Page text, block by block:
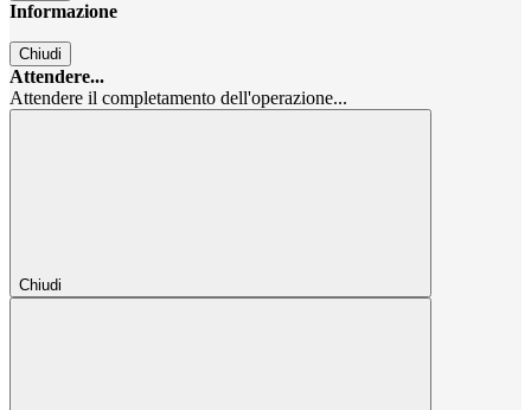
Informazione
Chiudi
Attendere...
Attendere il completamento dell'operazione...
Chiudi